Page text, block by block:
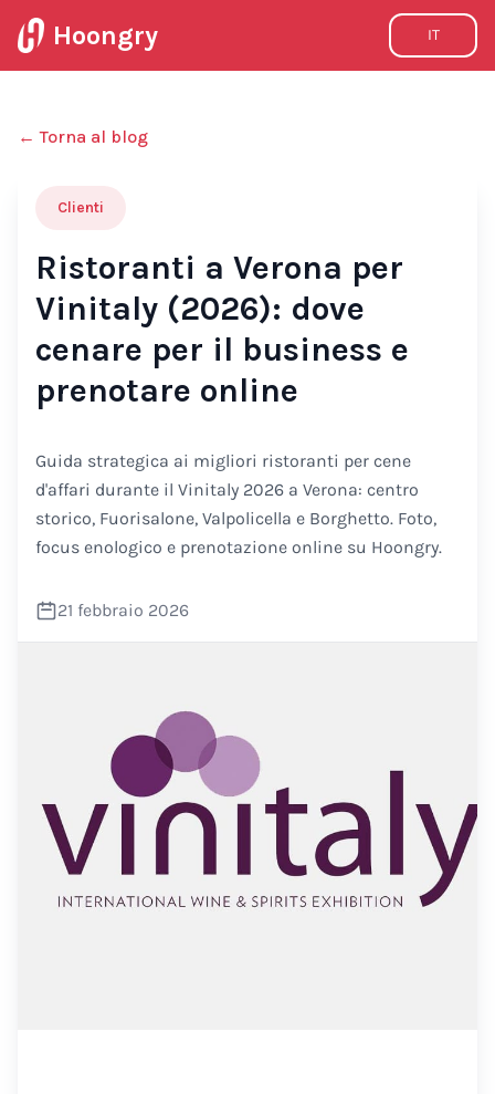
Hoongry IT
←Torna al blog
Clienti
Ristoranti a Verona per
Vinitaly (2026): dove
cenare per il business e
prenotare online
Guida strategica ai migliori ristoranti per cene
d'affari durante il Vinitaly 2026 a Verona: centro
storico, Fuorisalone, Valpolicella e Borghetto. Foto,
focus enologico e prenotazione online su Hoongry.
21 febbraio 2026